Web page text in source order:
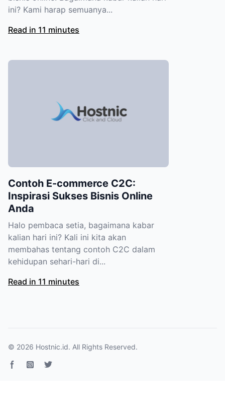
ini? Kami harap semuanya...
Read in 11 minutes
Contoh E-commerce C2C:
Inspirasi Sukses Bisnis Online
Anda
Halo pembaca setia, bagaimana kabar
kalian hari ini? Kali ini kita akan
membahas tentang contoh C2C dalam
kehidupan sehari-hari di...
Read in 11 minutes
© 2026 Hostnic.id. All Rights Reserved.